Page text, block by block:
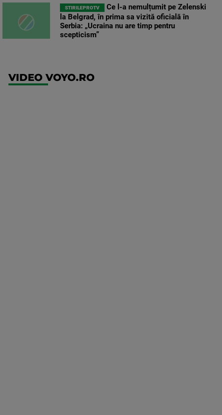
STIRILEPROTV
Ce l-a nemulțumit pe Zelenski
la Belgrad, în prima sa vizită oficială în
Serbia: „Ucraina nu are timp pentru
scepticism”
VIDEO VOYO.RO